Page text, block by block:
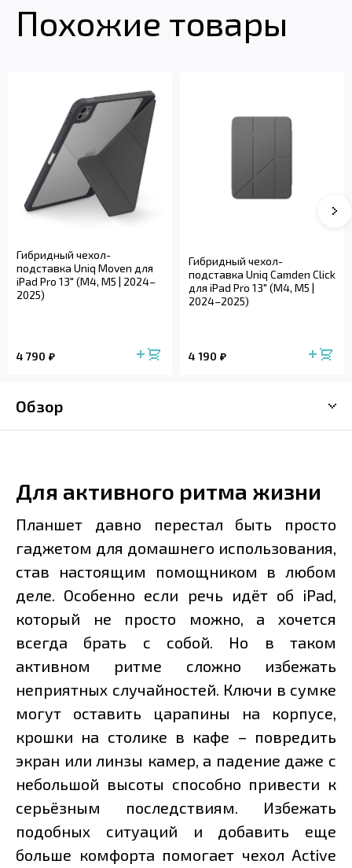
Похожие товары
Гибридный чехол-
подставка Uniq Moven для
iPad Pro 13" (M4, M5 | 2024–
2025)
4 790
Гибридный чехол-
подставка Uniq Camden Click
для iPad Pro 13" (M4, M5 |
2024–2025)
4 190
Обзор
Для активного ритма жизни
Планшет давно перестал быть просто
гаджетом для домашнего использования,
став настоящим помощником в любом
деле. Особенно если речь идёт об iPad,
который не просто можно, а хочется
всегда брать с собой. Но в таком
активном ритме сложно избежать
неприятных случайностей. Ключи в сумке
могут оставить царапины на корпусе,
крошки на столике в кафе – повредить
экран или линзы камер, а падение даже с
небольшой высоты способно привести к
серьёзным последствиям. Избежать
подобных ситуаций и добавить еще
больше комфорта помогает чехол Active